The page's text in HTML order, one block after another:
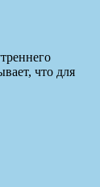
что для